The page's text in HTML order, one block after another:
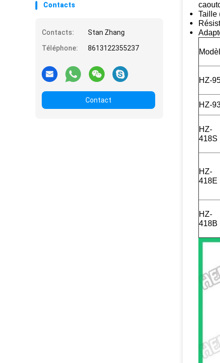
Contacts
Contacts:
Stan Zhang
Téléphone:
8613122355237
Contact
Taille
HZ-
HZ-
HZ-
418S
HZ-
418E
HZ-
418B